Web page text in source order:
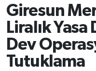
Giresun
Liralık Yasa
Dev
Tutuklama
Yurttan Haberler
Ekonomi
Teknoloji
Rize Trafik
Süper Lig Puan
Tüm Manşetler